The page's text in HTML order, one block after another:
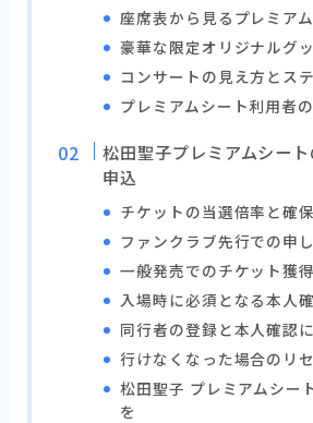
座席表から見るプレミア
豪華な限定オリジナルグ
コンサートの見え方とス
プレミアムシート利用者
松田聖子プレミアムシー
申込
チケットの当選倍率と確
ファンクラブ先行での申
一般発売でのチケット獲
入場時に必須となる本人
同行者の登録と本人確認
行けなくなった場合のリ
松田聖子 プレミアムシー
を